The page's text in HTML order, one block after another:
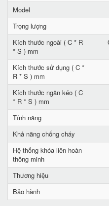
Model
Trọng lượng
Kích thước ngoài ( C * R
* S ) mm
Kích thước sử dụng ( C *
R * S ) mm
Kích thước ngăn kéo ( C
* R * S ) mm
Tính năng
Khả năng chống cháy
Hệ thống khóa liên hoàn
thông minh
Thương hiệu
Bảo hành